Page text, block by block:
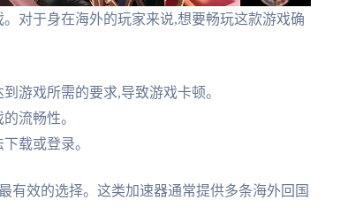
对于身在海外的玩家来说,想要畅玩这款游戏确
游戏所需的要求,导致游戏卡顿。
流畅性。
载或登录。
有效的选择。这类加速器通常提供多条海外回国